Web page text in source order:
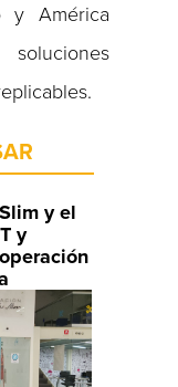
y América
y el
y